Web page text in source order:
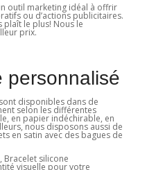
outil marketing idéal à offrir
ou d’actions publicitaires.
plaît le plus! Nous le
prix.
personnalisé
disponibles dans de
selon les différentes
en papier indéchirable, en
nous disposons aussi de
en satin avec des bagues de
Bracelet silicone
visuelle pour votre